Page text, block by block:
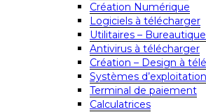
Création Numérique
Logiciels à télécharger
Utilitaires –
Antivirus à télécharger
Création – Design à
Systèmes
Terminal de paiement
Calculatrices